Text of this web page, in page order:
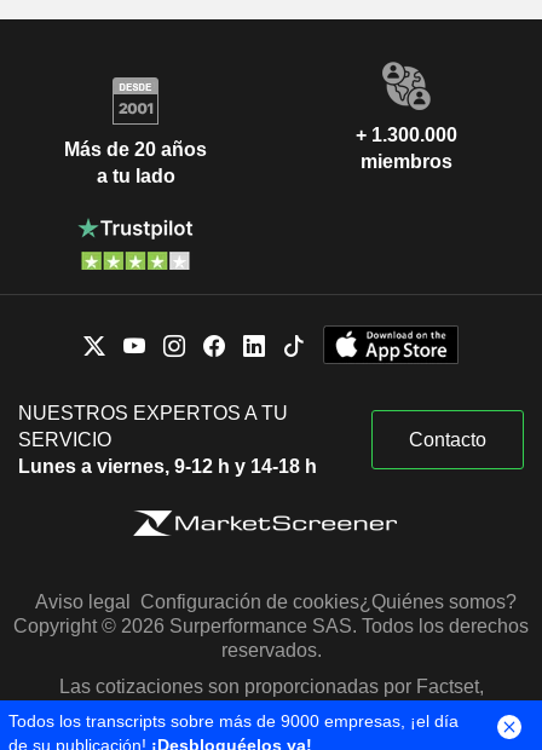
Más de 20 años
a tu lado
+ 1.300.000
miembros
NUESTROS EXPERTOS A TU
SERVICIO
Lunes a viernes, 9-12 h y 14-18 h
Contacto
Aviso legal Configuración de cookies¿Quiénes somos?
Copyright © 2026 Surperformance SAS. Todos los derechos
reservados.
Las cotizaciones son proporcionadas por Factset,
Morningstar y S&P Capital IQ
Todos los transcripts sobre más de 9000 empresas, ¡el día
de su publicación! ¡Desbloquéelos ya!